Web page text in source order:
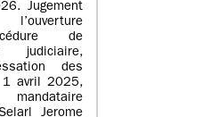
Jugement
de
judiciaire,
des
1 avril 2025,
Jerome